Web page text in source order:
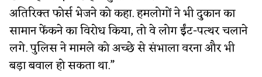
अतिरिक्त फोर्स भेजने को कहा. हमलोगों ने भी दुकान का
सामान फेंकने का विरोध किया, तो वे लोग ईंट-पत्थर चलाने
लगे. पुलिस ने मामले को अच्छे से संभाला वरना और भी
बड़ा बवाल हो सकता था.”